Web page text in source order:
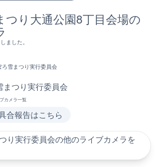
つり大通公園8丁目会場の
ました。
ろ雪まつり実行委員会
まつり実行委員会
カメラ一覧
合報告はこちら
り実行委員会の他のライブカメラを